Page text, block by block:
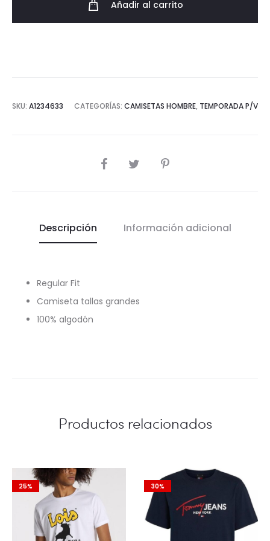
Añadir al carrito
SKU: A1234633 CATEGORÍAS: CAMISETAS HOMBRE, TEMPORADA P/V
COMPARTIR
Descripción Información adicional
Regular Fit
Camiseta tallas grandes
100% algodón
Productos relacionados
25% 30%